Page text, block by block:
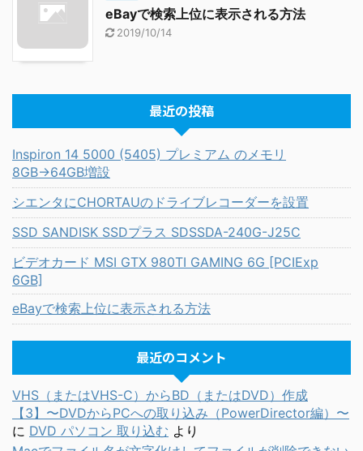
eBayで検索上位に表示される方法
2019/10/14
最近の投稿
Inspiron 14 5000 (5405) プレミアム のメモリ
8GB→64GB増設
シエンタにCHORTAUのドライブレコーダーを設置
SSD SANDISK SSDプラス SDSSDA-240G-J25C
ビデオカード MSI GTX 980TI GAMING 6G [PCIExp
6GB]
eBayで検索上位に表示される方法
最近のコメント
VHS（またはVHS-C）からBD（またはDVD）作成
【3】〜DVDからPCへの取り込み（PowerDirector編）〜
に DVD パソコン 取り込む より